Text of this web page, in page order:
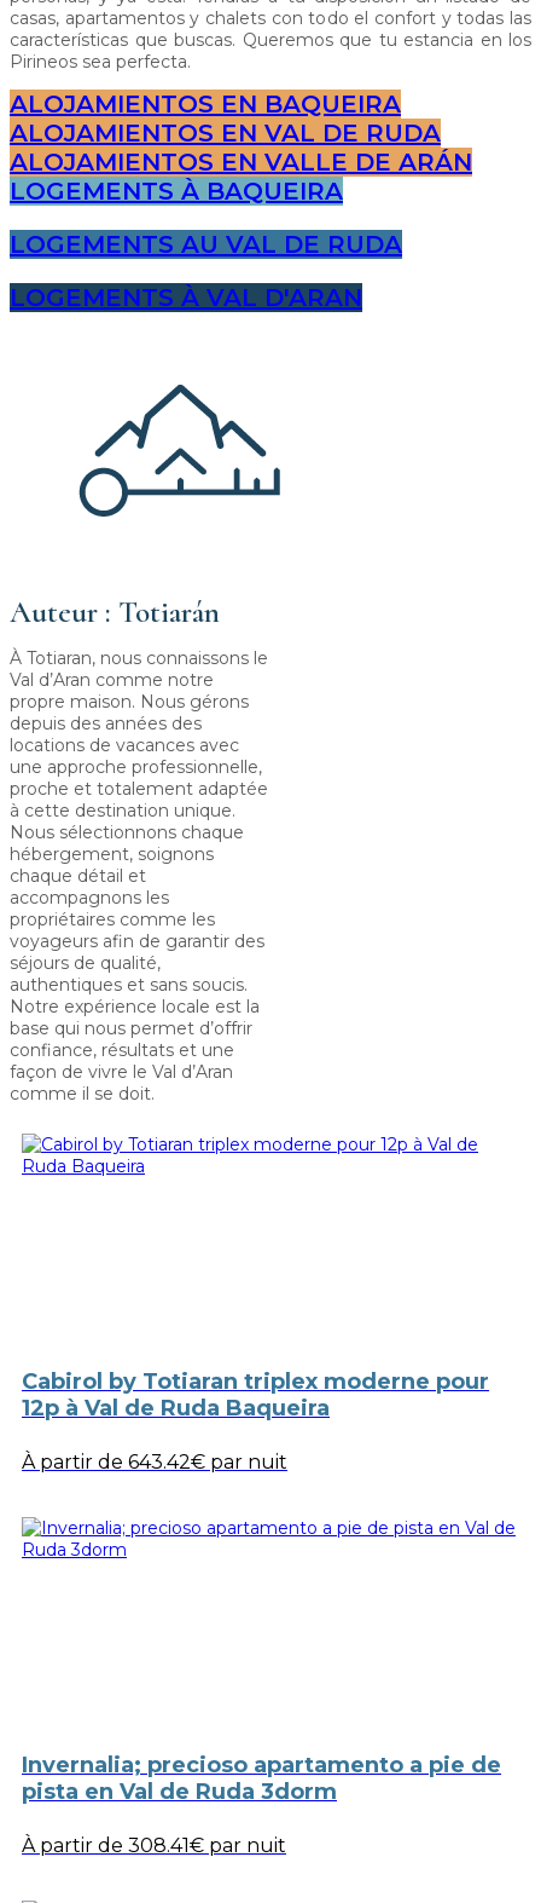
casas, apartamentos y chalets con todo el confort y todas las
características que buscas. Queremos que tu estancia en los
Pirineos sea perfecta.
ALOJAMIENTOS EN BAQUEIRA
ALOJAMIENTOS EN VAL DE RUDA
ALOJAMIENTOS EN VALLE DE ARÁN
LOGEMENTS À BAQUEIRA
LOGEMENTS AU VAL DE RUDA
LOGEMENTS À VAL D'ARAN
Auteur : Totiarán
À Totiaran, nous connaissons le
Val d’Aran comme notre
propre maison. Nous gérons
depuis des années des
locations de vacances avec
une approche professionnelle,
proche et totalement adaptée
à cette destination unique.
Nous sélectionnons chaque
hébergement, soignons
chaque détail et
accompagnons les
propriétaires comme les
voyageurs afin de garantir des
séjours de qualité,
authentiques et sans soucis.
Notre expérience locale est la
base qui nous permet d’offrir
confiance, résultats et une
façon de vivre le Val d’Aran
comme il se doit.
Cabirol by Totiaran triplex moderne pour
12p à Val de Ruda Baqueira
À partir de 643.42€ par nuit
Invernalia; precioso apartamento a pie de
pista en Val de Ruda 3dorm
À partir de 308.41€ par nuit